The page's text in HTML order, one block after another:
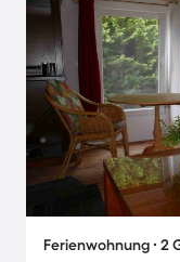
Ferienwohnung ∙ 2